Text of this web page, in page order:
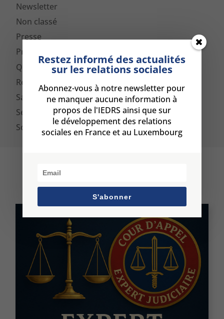
Newsletter
Non classé
Presse
Prévention de conflits
QVT
Ressources Humains
Satisfaction client
Sexisme
Souffrance au travail
Restez informé des actualités
sur les relations sociales
Abonnez-vous à notre newsletter pour
ne manquer aucune information à
propos de l'IEDRS ainsi que sur
le développement des relations
sociales en France et au Luxembourg
S'abonner